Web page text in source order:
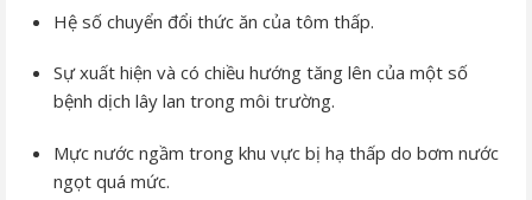
Hệ số chuyển đổi thức ăn của tôm thấp.
Sự xuất hiện và có chiều hướng tăng lên của một số
bệnh dịch lây lan trong môi trường.
Mực nước ngầm trong khu vực bị hạ thấp do bơm nước
ngọt quá mức.